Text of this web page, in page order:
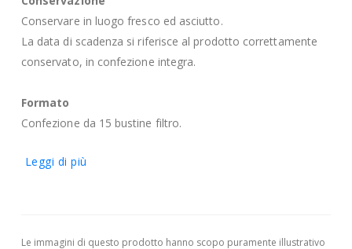
Conservare in luogo fresco ed asciutto.
La data di scadenza si riferisce al prodotto correttamente
conservato, in confezione integra.
Formato
Confezione da 15 bustine filtro.
Leggi di più
Le immagini di questo prodotto hanno scopo puramente illustrativo